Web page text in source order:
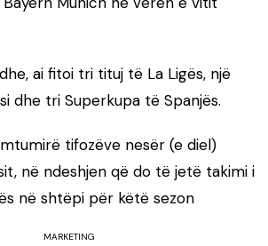
ai fitoi tri tituj të La Ligës, një
dhe tri Superkupa të Spanjës.
tifozëve nesër (e diel)
në ndeshjen që do të jetë takimi i
në shtëpi për këtë sezon
MARKETING